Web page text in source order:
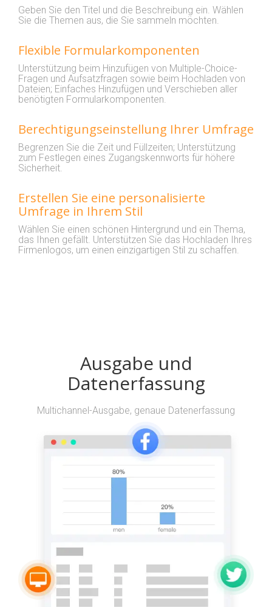
Geben Sie den Titel und die Beschreibung ein. Wählen
Sie die Themen aus, die Sie sammeln möchten.
Flexible Formularkomponenten
Unterstützung beim Hinzufügen von Multiple-Choice-
Fragen und Aufsatzfragen sowie beim Hochladen von
Dateien; Einfaches Hinzufügen und Verschieben aller
benötigten Formularkomponenten.
Berechtigungseinstellung Ihrer Umfrage
Begrenzen Sie die Zeit und Füllzeiten; Unterstützung
zum Festlegen eines Zugangskennworts für höhere
Sicherheit.
Erstellen Sie eine personalisierte
Umfrage in Ihrem Stil
Wählen Sie einen schönen Hintergrund und ein Thema,
das Ihnen gefällt. Unterstützen Sie das Hochladen Ihres
Firmenlogos, um einen einzigartigen Stil zu schaffen.
Ausgabe und
Datenerfassung
Multichannel-Ausgabe, genaue Datenerfassung